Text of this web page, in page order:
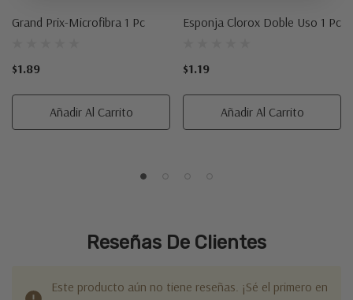
Grand Prix-Microfibra 1 Pc
$1.89
Añadir Al Carrito
Esponja Clorox Doble Uso 1 Pc
$1.19
Añadir Al Carrito
Reseñas De Clientes
Este producto aún no tiene reseñas. ¡Sé el primero en